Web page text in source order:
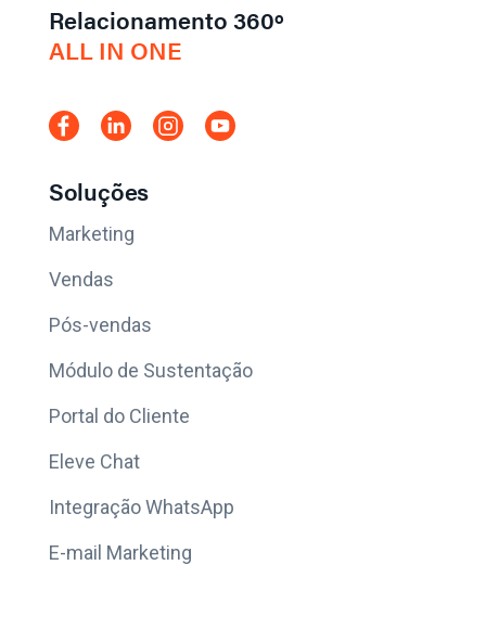
Relacionamento 360º
ALL IN ONE
Soluções
Marketing
Vendas
Pós-vendas
Módulo de Sustentação
Portal do Cliente
Eleve Chat
Integração WhatsApp
E-mail Marketing